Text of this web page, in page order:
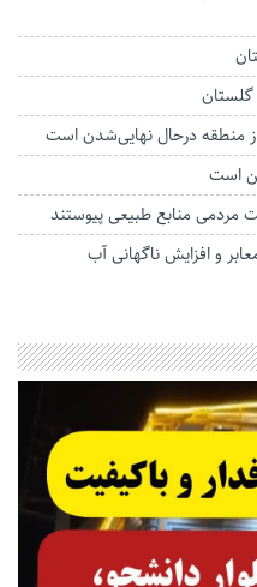
منطقه درحال نهایی‌شدن است
است
و افزایش ناگهانی آب